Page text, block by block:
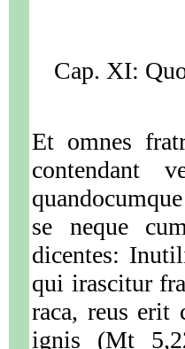
Cap. XI:
Et omnes
contendant
se neque
dicentes:
qui irascitur
raca, reus erit
ignis (Mt